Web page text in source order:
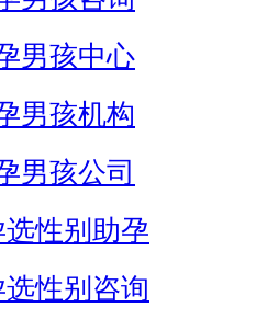
男孩中心
男孩机构
男孩公司
性别助孕
性别咨询